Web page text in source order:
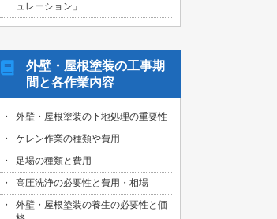
ュレーション」
外壁・屋根塗装の工事期
間と各作業内容
外壁・屋根塗装の下地処理の重要性
ケレン作業の種類や費用
足場の種類と費用
高圧洗浄の必要性と費用・相場
外壁・屋根塗装の養生の必要性と価